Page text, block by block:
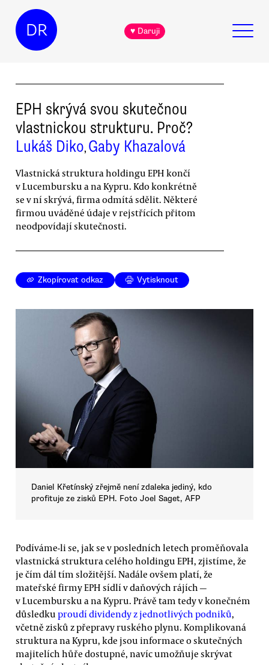
DR ♥ Daruji
EPH skrývá svou skutečnou
vlastnickou strukturu. Proč?
Lukáš Diko, Gaby Khazalová
Vlastnická struktura holdingu EPH končí
v Lucembursku a na Kypru. Kdo konkrétně
se v ní skrývá, firma odmítá sdělit. Některé
firmou uváděné údaje v rejstřících přitom
neodpovídají skutečnosti.
Zkopírovat odkaz Vytisknout
Daniel Křetínský zřejmě není zdaleka jediný, kdo
profituje ze zisků EPH. Foto Joel Saget, AFP
Podíváme-li se, jak se v posledních letech proměňovala
vlastnická struktura celého holdingu EPH, zjistíme, že
je čím dál tím složitější. Nadále ovšem platí, že
mateřské firmy EPH sídlí v daňových rájích —
v Lucembursku a na Kypru. Právě tam tedy v konečném
důsledku proudí dividendy z jednotlivých podniků,
včetně zisků z přepravy ruského plynu. Komplikovaná
struktura na Kypru, kde jsou informace o skutečných
majitelích hůře dostupné, navíc umožňuje skrývat